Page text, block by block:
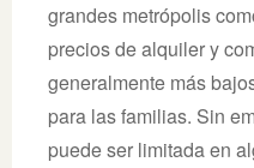
grandes metrópolis
precios de alquiler y
generalmente más
para las familias. Sin
puede ser limitada en